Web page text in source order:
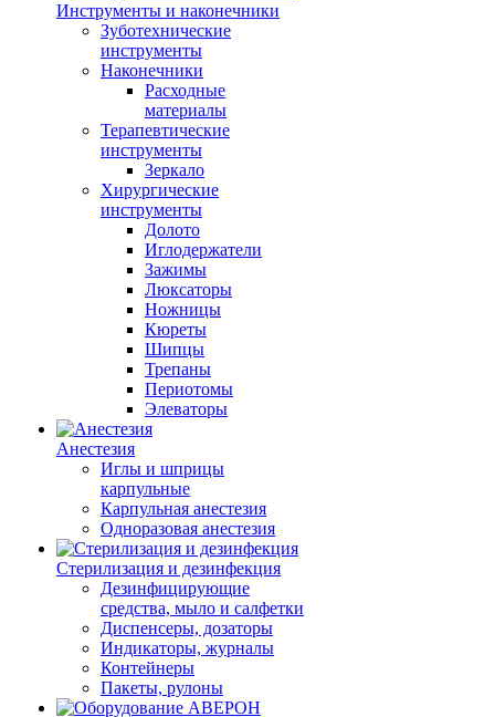
Инструменты и наконечники
Зуботехнические
инструменты
Наконечники
Расходные
материалы
Терапевтические
инструменты
Зеркало
Хирургические
инструменты
Долото
Иглодержатели
Зажимы
Люксаторы
Ножницы
Кюреты
Шипцы
Трепаны
Периотомы
Элеваторы
Анестезия
Иглы и шприцы
карпульные
Карпульная анестезия
Одноразовая анестезия
Стерилизация и дезинфекция
Дезинфицирующие
средства, мыло и салфетки
Диспенсеры, дозаторы
Индикаторы, журналы
Контейнеры
Пакеты, рулоны